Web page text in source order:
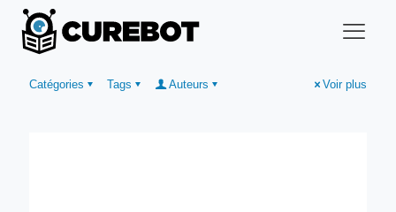
Catégories Tags Auteurs Voir plus